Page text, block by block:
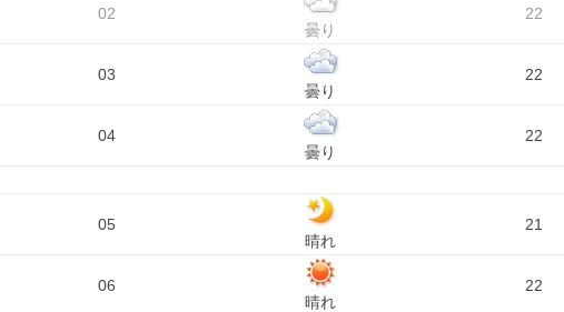
02
曇り
22
03
曇り
22
04
曇り
22
05
晴れ
21
06
晴れ
22